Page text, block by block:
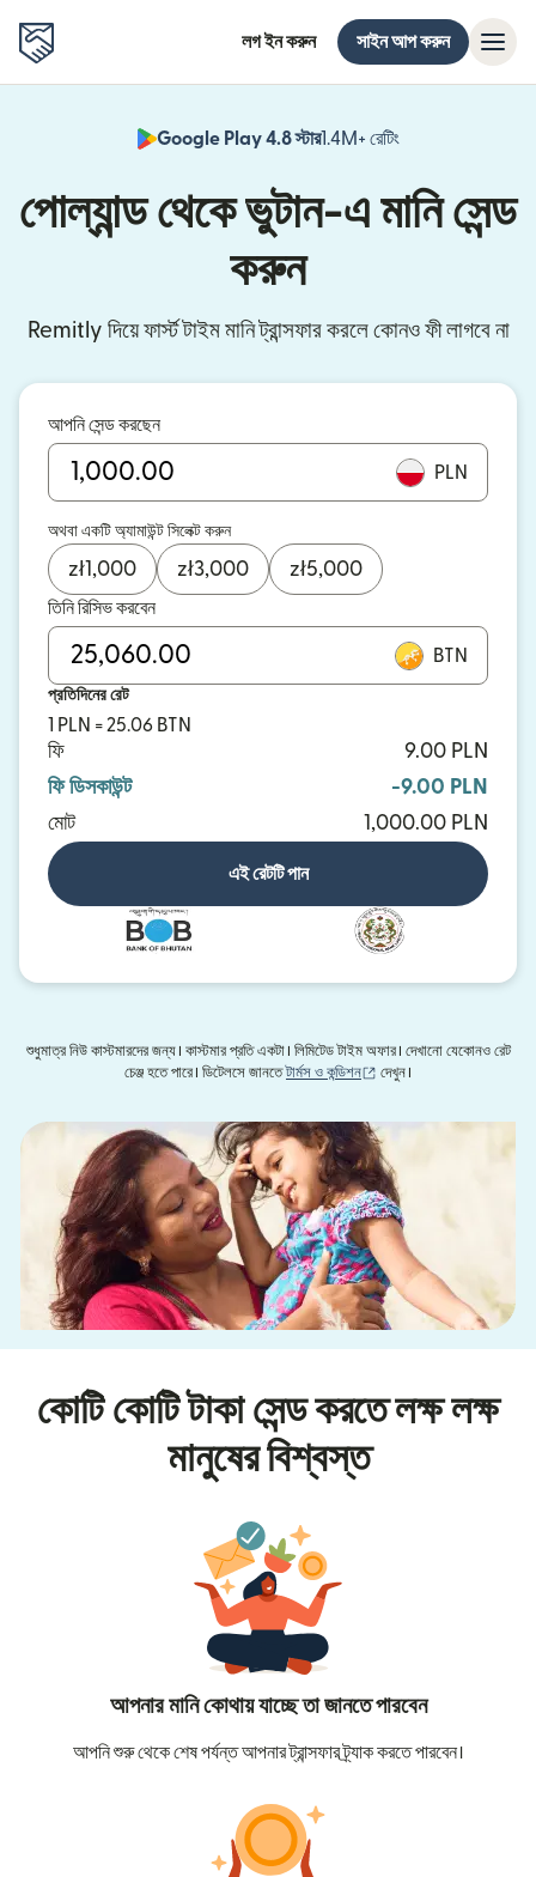
লগ ইন করুন সাইন আপ করুন
Google Play 4.8 স্টার1.4M+ রেটিং
পোল্যান্ড থেকে ভুটান-এ মানি সেন্ড
করুন
Remitly দিয়ে ফার্স্ট টাইম মানি ট্রান্সফার করলে কোনও ফী লাগবে না
আপনি সেন্ড করছেন
PLN
অথবা একটি অ্যামাউন্ট সিলেক্ট করুন
zł1,000 zł3,000 zł5,000
তিনি রিসিভ করবেন
BTN
প্রতিদিনের রেট
1 PLN = 25.06 BTN
ফি
9.00 PLN
ফি ডিসকাউন্ট
-9.00 PLN
মোট
1,000.00 PLN
এই রেটটি পান
শুধুমাত্র নিউ কাস্টমারদের জন্য। কাস্টমার প্রতি একটা। লিমিটেড টাইম অফার। দেখানো যেকোনও রেট
চেঞ্জ হতে পারে। ডিটেলসে জানতেটার্মস ও কন্ডিশন (নতুন উইন্ডোতে খুলবে)
দেখুন।
কোটি কোটি টাকা সেন্ড করতে লক্ষ লক্ষ
মানুষের বিশ্বস্ত
আপনার মানি কোথায় যাচ্ছে তা জানতে পারবেন
আপনি শুরু থেকে শেষ পর্যন্ত আপনার ট্রান্সফার ট্র্যাক করতে পারবেন।